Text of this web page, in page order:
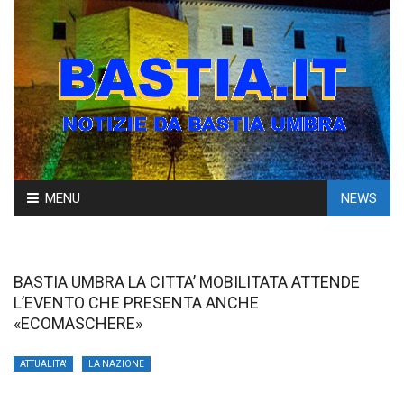
Skip
to
MENU NEWS
BASTIA UMBRA LA CITTA’ MOBILITATA ATTENDE
L’EVENTO CHE PRESENTA ANCHE
«ECOMASCHERE»
ATTUALITA' LA NAZIONE